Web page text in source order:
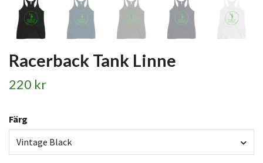
Racerback Tank Linne
220 kr
Färg
Vintage Black